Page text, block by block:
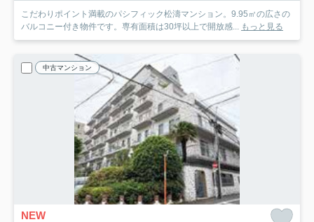
こだわりポイント満載のパシフィック松濤マンション。9.95㎡の広さの
バルコニー付き物件です。専有面積は30坪以上で開放感...
もっと見る
中古マンション
NEW